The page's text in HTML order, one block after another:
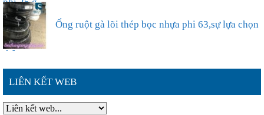
phi 25 g...
Đặc điểm nổi bật của ống ruột gà lõi thép bọc
LIÊN KẾT WEB